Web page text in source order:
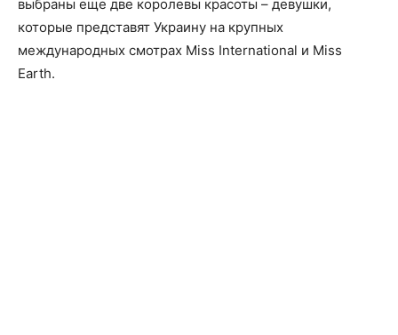
выбраны еще две королевы красоты – девушки,
которые представят Украину на крупных
международных смотрах Miss International и Miss
Earth.